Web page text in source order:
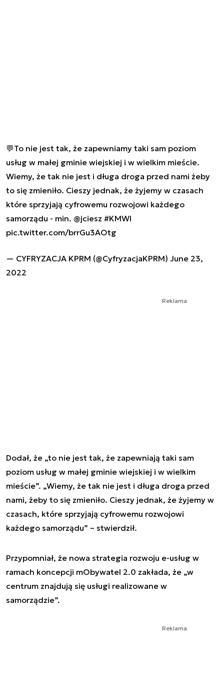
💬To nie jest tak, że zapewniamy taki sam poziom
usług w małej gminie wiejskiej i w wielkim mieście.
Wiemy, że tak nie jest i długa droga przed nami żeby
to się zmieniło. Cieszy jednak, że żyjemy w czasach
które sprzyjają cyfrowemu rozwojowi każdego
samorządu - min. @jciesz #KMWI
pic.twitter.com/brrGu3AOtg
— CYFRYZACJA KPRM (@CyfryzacjaKPRM) June 23,
2022
Reklama
Dodał, że „to nie jest tak, że zapewniają taki sam
poziom usług w małej gminie wiejskiej i w wielkim
mieście”. „Wiemy, że tak nie jest i długa droga przed
nami, żeby to się zmieniło. Cieszy jednak, że żyjemy w
czasach, które sprzyjają cyfrowemu rozwojowi
każdego samorządu” – stwierdził.
Przypomniał, że nowa strategia rozwoju e-usług w
ramach koncepcji mObywatel 2.0 zakłada, że „w
centrum znajdują się usługi realizowane w
samorządzie”.
Reklama